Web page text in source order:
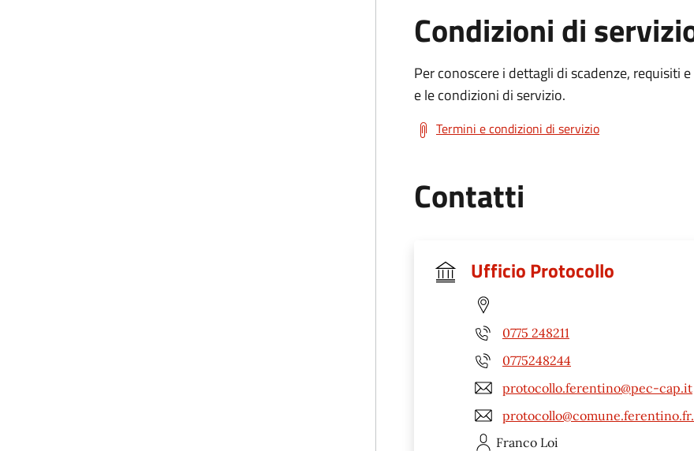
Condizioni di
Per conoscere i dettagli di scadenze,
e le condizioni di servizio.
Termini e condizioni di servizio
Contatti
Ufficio Protocollo
0775 248211
0775248244
protocollo.ferentino@pec-cap.it
Franco Loi